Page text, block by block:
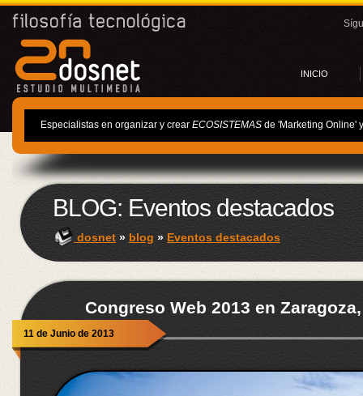
INICIO
Especialistas en organizar y crear ECOSISTEMAS de 'Marketing Online'
BLOG: Eventos destacados
dosnet» blog » Eventos destacados
Congreso Web 2013 en
11 de Junio de 2013